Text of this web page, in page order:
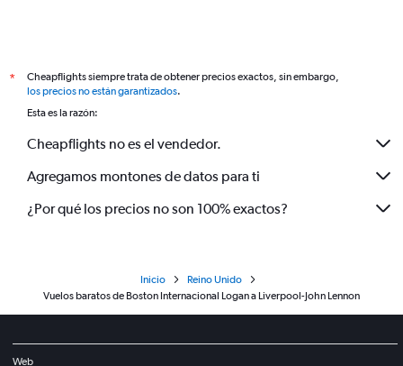
*
Cheapflights siempre trata de obtener precios exactos, sin embargo,
los precios no están garantizados.
Esta es la razón:
Cheapflights no es el vendedor.
Agregamos montones de datos para ti
¿Por qué los precios no son 100% exactos?
Inicio
Reino Unido
Vuelos baratos de Boston Internacional Logan a Liverpool-John Lennon
Web